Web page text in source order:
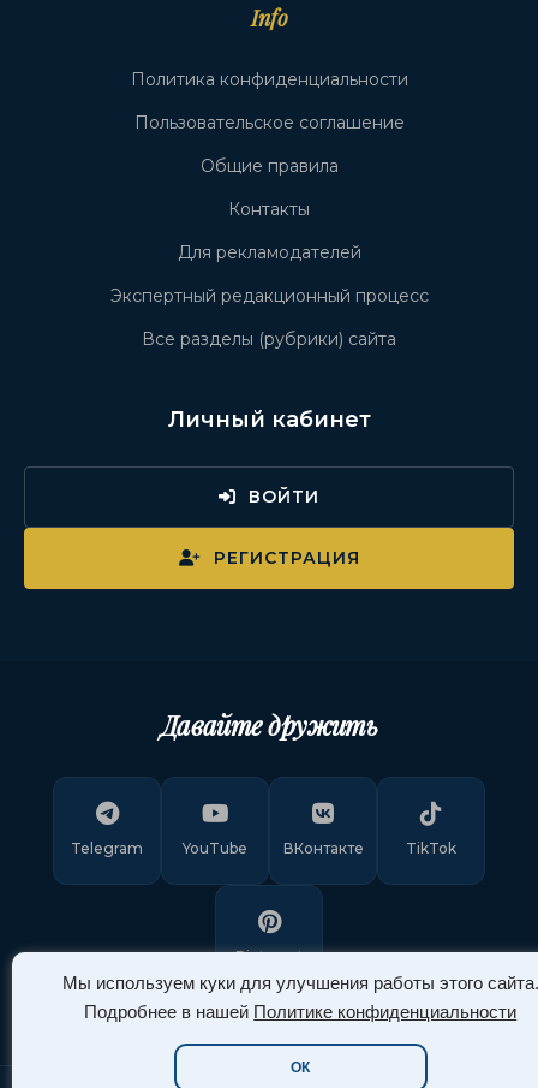
Мы используем куки для улучшения работы этого сайта.
Подробнее в нашей Политике конфиденциальности
ОК
Info
Политика конфиденциальности
Пользовательское соглашение
Общие правила
Контакты
Для рекламодателей
Экспертный редакционный процесс
Все разделы (рубрики) сайта
Личный кабинет
ВОЙТИ
РЕГИСТРАЦИЯ
Давайте дружить
Telegram YouTube ВКонтакте TikTok
Pinterest